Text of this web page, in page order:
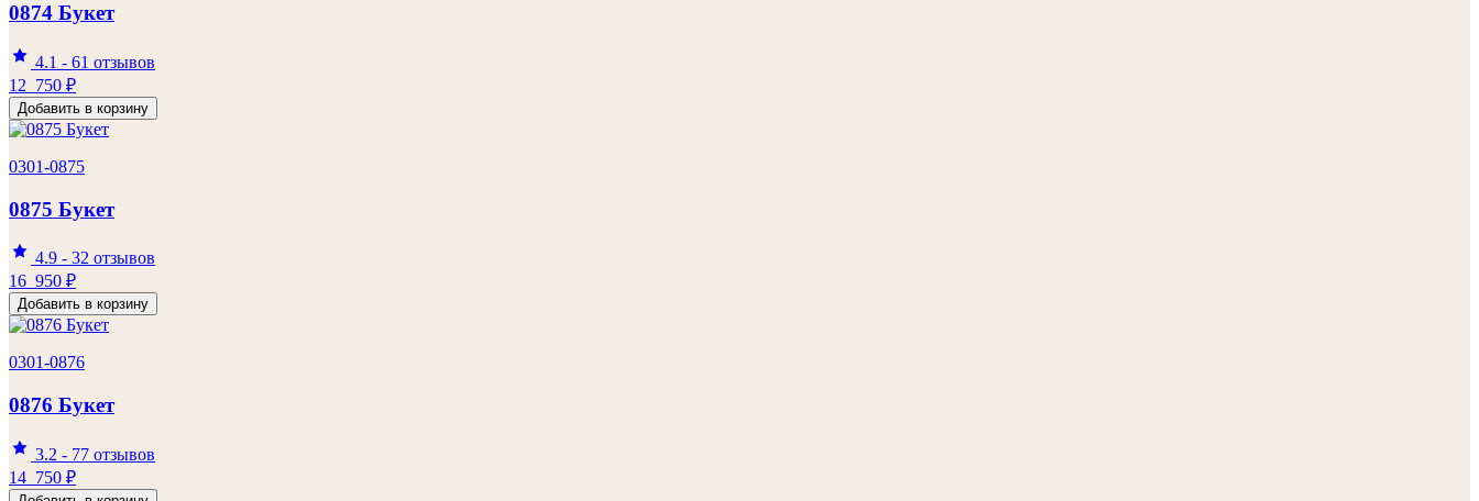
0874 Букет
4.1 - 61 отзывов
12 750 ₽
Добавить в корзину
0301-0875
0875 Букет
4.9 - 32 отзывов
16 950 ₽
Добавить в корзину
0301-0876
0876 Букет
3.2 - 77 отзывов
14 750 ₽